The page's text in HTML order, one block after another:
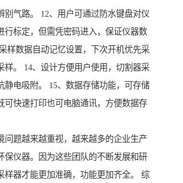
别气路。 12、用户可通过防水键盘对仪
行标定，但需凭密码进入，保证仪器数
样数据自动记忆设置，下次开机优先采
样。 14、设计方便用户使用，切割器采
静电吸附。 15、数据存储功能，可存储
可快速打印也可电脑通讯，方便数据存
问题越来越重视，越来越多的企业生产
保仪器。因为这些团队的不断发展和研
样器才能更加准确，功能更加齐全。 综